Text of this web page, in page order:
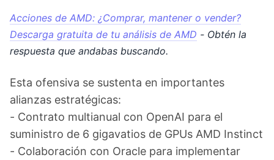
Acciones de AMD: ¿Comprar, mantener o vender?
Descarga gratuita de tu análisis de AMD - Obtén la
respuesta que andabas buscando.
Esta ofensiva se sustenta en importantes
alianzas estratégicas:
- Contrato multianual con OpenAI para el
suministro de 6 gigavatios de GPUs AMD Instinct
- Colaboración con Oracle para implementar